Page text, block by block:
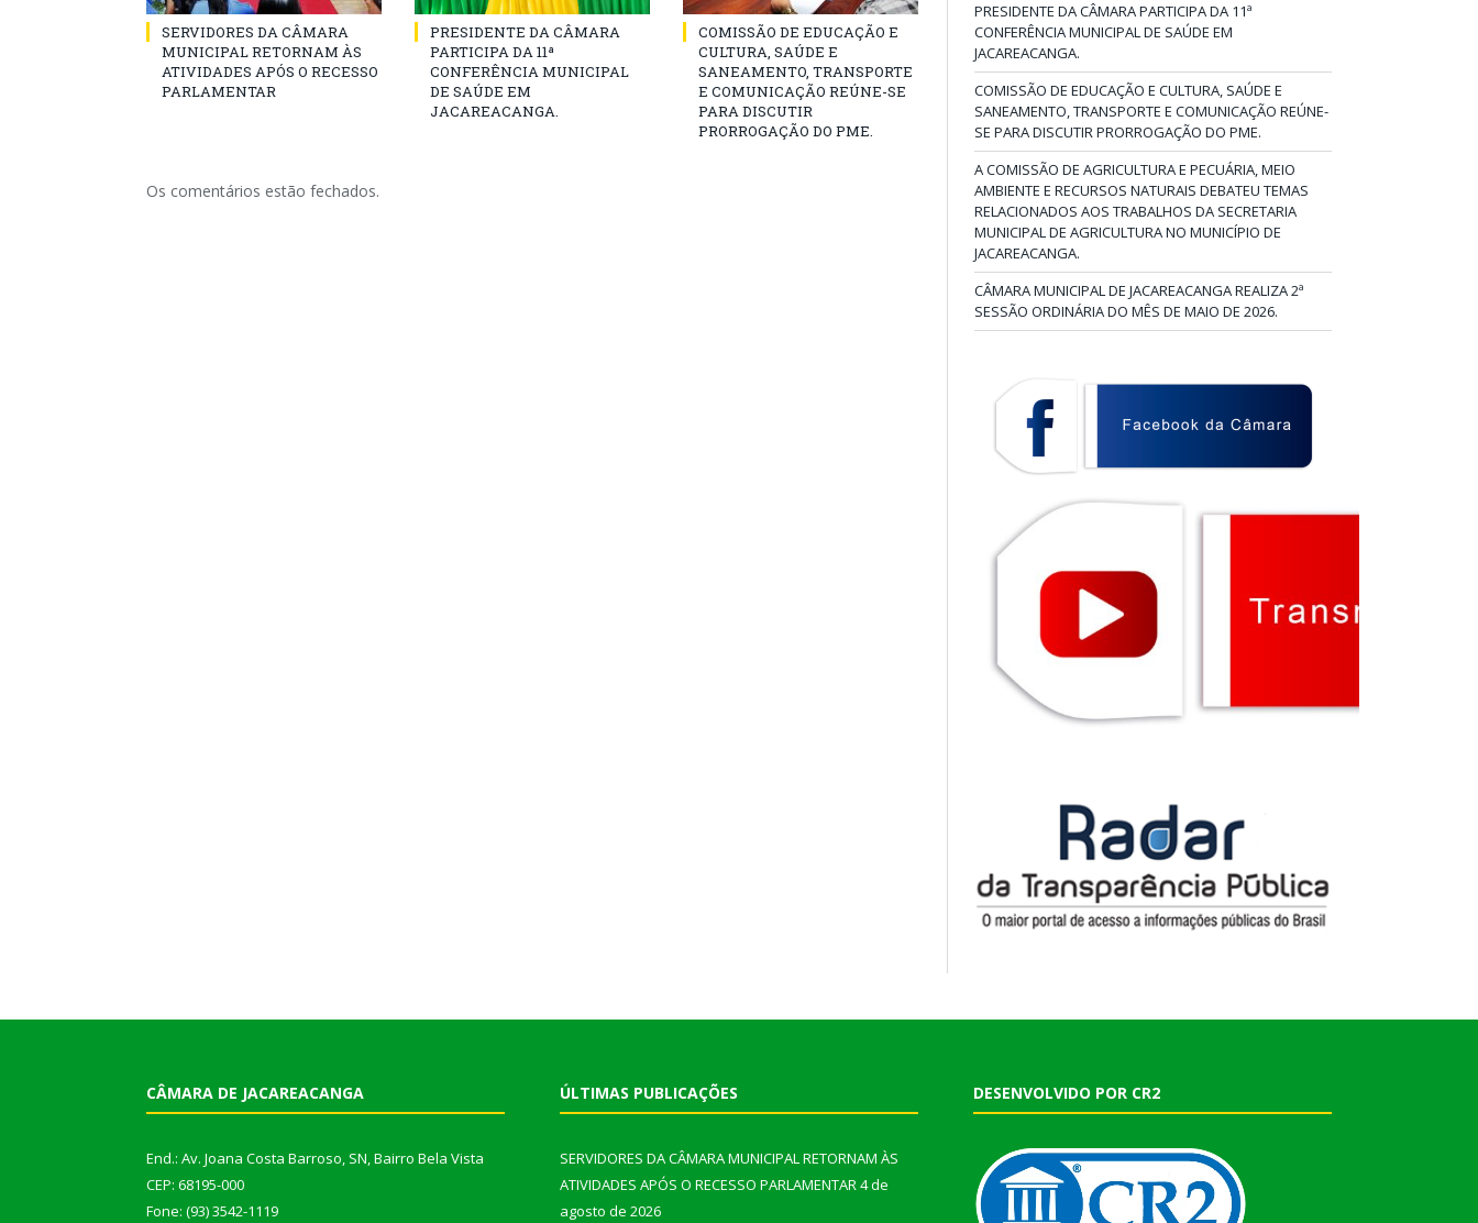
SERVIDORES DA CÂMARA
MUNICIPAL RETORNAM ÀS
ATIVIDADES APÓS O RECESSO
PARLAMENTAR
PRESIDENTE DA CÂMARA
PARTICIPA DA 11ª
CONFERÊNCIA MUNICIPAL
DE SAÚDE EM
JACAREACANGA.
COMISSÃO DE EDUCAÇÃO E
CULTURA, SAÚDE E
SANEAMENTO, TRANSPORTE
E COMUNICAÇÃO REÚNE-SE
PARA DISCUTIR
PRORROGAÇÃO DO PME.
Os comentários estão fechados.
PRESIDENTE DA CÂMARA PARTICIPA DA 11ª
CONFERÊNCIA MUNICIPAL DE SAÚDE EM
JACAREACANGA.
COMISSÃO DE EDUCAÇÃO E CULTURA, SAÚDE E
SANEAMENTO, TRANSPORTE E COMUNICAÇÃO REÚNE-
SE PARA DISCUTIR PRORROGAÇÃO DO PME.
A COMISSÃO DE AGRICULTURA E PECUÁRIA, MEIO
AMBIENTE E RECURSOS NATURAIS DEBATEU TEMAS
RELACIONADOS AOS TRABALHOS DA SECRETARIA
MUNICIPAL DE AGRICULTURA NO MUNICÍPIO DE
JACAREACANGA.
CÂMARA MUNICIPAL DE JACAREACANGA REALIZA 2ª
SESSÃO ORDINÁRIA DO MÊS DE MAIO DE 2026.
CÂMARA DE JACAREACANGA
End.: Av. Joana Costa Barroso, SN, Bairro Bela Vista
CEP: 68195-000
Fone: (93) 3542-1119
ÚLTIMAS PUBLICAÇÕES
SERVIDORES DA CÂMARA MUNICIPAL RETORNAM ÀS
ATIVIDADES APÓS O RECESSO PARLAMENTAR4 de
agosto de 2026
DESENVOLVIDO POR CR2